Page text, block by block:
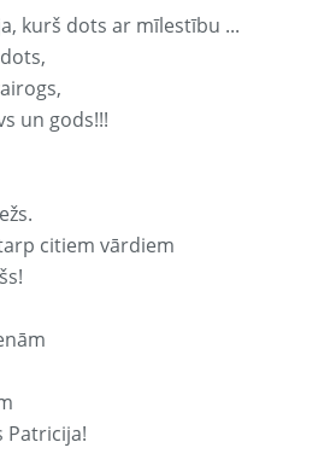
kurš dots ar mīlestību ...
un gods!!!
citiem vārdiem
Patricija!